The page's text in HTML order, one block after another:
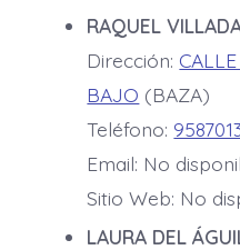
RAQUEL
Dirección:
BAJO (BAZA)
Teléfono:
Email: No
Sitio Web: No
LAURA DEL